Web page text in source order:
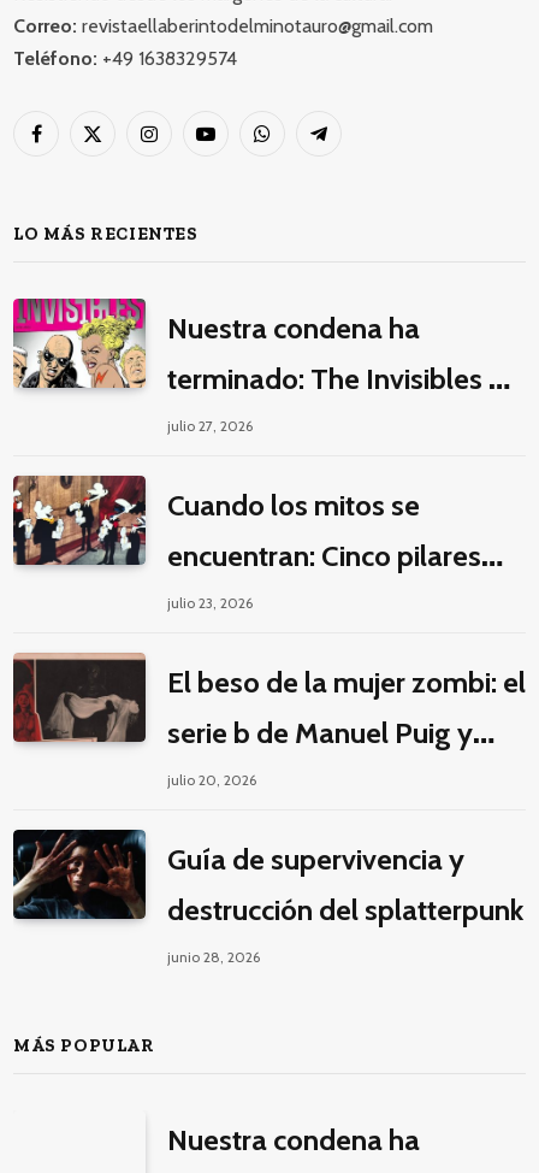
Correo: revistaellaberintodelminotauro@gmail.com
Teléfono: +49 1638329574
Facebook
X
InstagramYouTubeWhatsAppTelegram
LO MÁS RECIENTES
Nuestra condena ha
terminado: The Invisibles y
la guerra por la imaginación
julio 27, 2026
Cuando los mitos se
encuentran: Cinco pilares
éticos para una fantasía
julio 23, 2026
El beso de la mujer zombi: el
serie b de Manuel Puig y
Jacques Tourneur
julio 20, 2026
Guía de supervivencia y
destrucción del splatterpunk
junio 28, 2026
MÁS POPULAR
Nuestra condena ha